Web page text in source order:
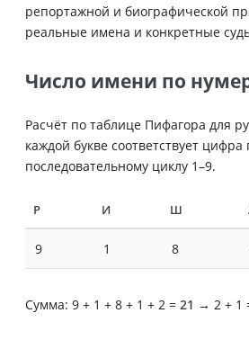
репортажной и биографической
реальные имена и конкретные
Число имени по
Расчёт по таблице Пифагора для
каждой букве соответствует цифра
последовательному циклу 1–9.
Р И Ш
9 1 8
Сумма: 9 + 1 + 8 + 1 + 2 = 21 → 2 + 1